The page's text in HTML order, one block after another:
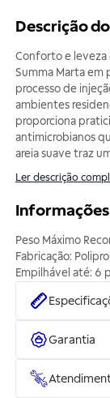
Descrição
Conforto e leveza
Summa Marta em
processo de
ambientes
proporciona
antimicrobianos
areia suave traz
Ler descrição
Peso Máximo
Fabricação:
Garantia